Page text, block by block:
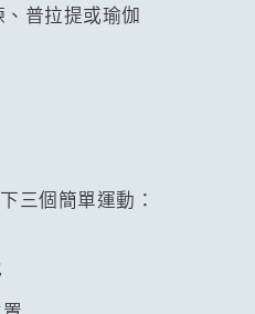
普拉提或瑜伽
三個簡單運動：